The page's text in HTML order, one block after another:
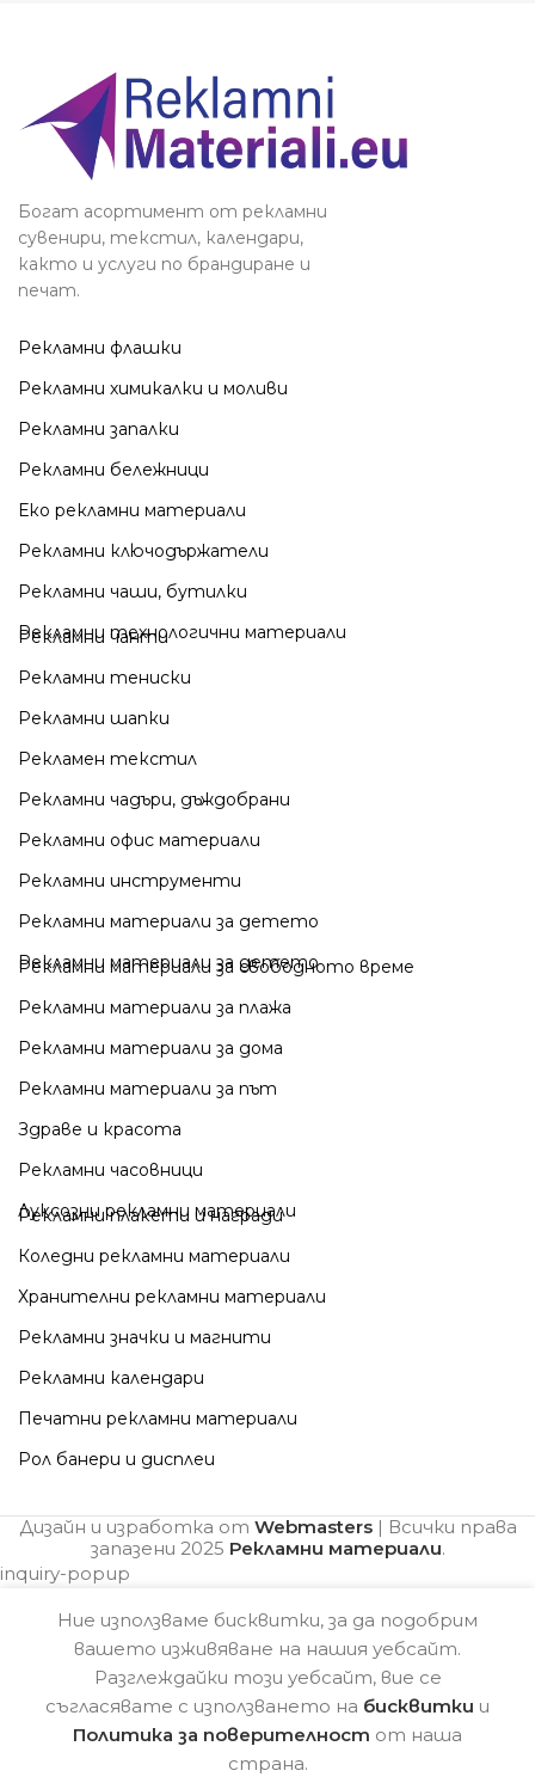
Богат асортимент от рекламни
сувенири, текстил, календари,
както и услуги по брандиране и
печат.
Рекламни флашки
Рекламни химикалки и моливи
Рекламни запалки
Рекламни бележници
Еко рекламни материали
Рекламни ключодържатели
Рекламни чаши, бутилки
Рекламни технологични материали
Рекламни чанти
Рекламни тениски
Рекламни шапки
Рекламен текстил
Рекламни чадъри, дъждобрани
Рекламни офис материали
Рекламни инструменти
Рекламни материали за детето
Рекламни материали за детето
Рекламни материали за свободното време
Рекламни материали за плажа
Рекламни материали за дома
Рекламни материали за път
Здраве и красота
Рекламни часовници
Луксозни рекламни материали
Рекламни плакети и награди
Коледни рекламни материали
Хранителни рекламни материали
Рекламни значки и магнити
Рекламни календари
Печатни рекламни материали
Рол банери и дисплеи
Дизайн и изработка от Webmasters| Всички права
запазени 2025 Рекламни материали.
inquiry-popup
Ние използваме бисквитки, за да подобрим
вашето изживяване на нашия уебсайт.
Разглеждайки този уебсайт, вие се
съгласявате с използването на бисквитки и
Политика за поверителност от наша
страна.